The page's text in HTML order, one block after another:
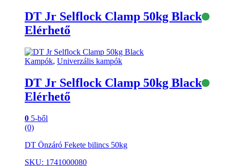
DT Jr Selflock Clamp 50kg Black
Elérhető
Kampók, Univerzális kampók
DT Jr Selflock Clamp 50kg Black
Elérhető
0 5-ből
(0)
DT Önzáró Fekete bilincs 50kg
SKU: 1741000080